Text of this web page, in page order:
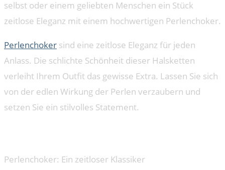
selbst oder einem geliebten Menschen ein Stück
zeitlose Eleganz mit einem hochwertigen Perlenchoker.
Perlenchoker sind eine zeitlose Eleganz für jeden
Anlass. Die schlichte Schönheit dieser Halsketten
verleiht Ihrem Outfit das gewisse Extra. Lassen Sie sich
von der edlen Wirkung der Perlen verzaubern und
setzen Sie ein stilvolles Statement.
Perlenchoker: Ein zeitloser Klassiker